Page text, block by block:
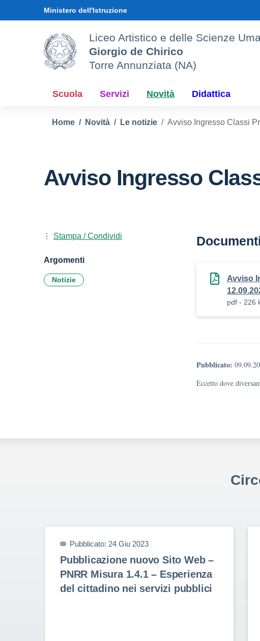
Ministero dell'Istruzione
Liceo Artistico e delle Scienze
Giorgio de Chirico
Torre Annunziata (NA)
Scuola Servizi Novità Didattica
Home Novità Le notizie Avviso Ingresso Classi
Avviso Ingresso
Avviso
pdf - 226
Pubblicato:
Eccetto dove
Stampa / Condividi
Argomenti
Notizie
Pubblicato: 24 Giu 2023
Pubblicazione nuovo Sito Web –
PNRR Misura 1.4.1 – Esperienza
del cittadino nei servizi pubblici